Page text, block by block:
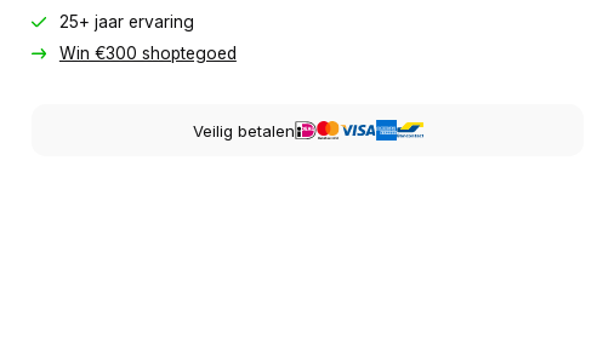
25+ jaar ervaring
Win €300 shoptegoed
Veilig betalen